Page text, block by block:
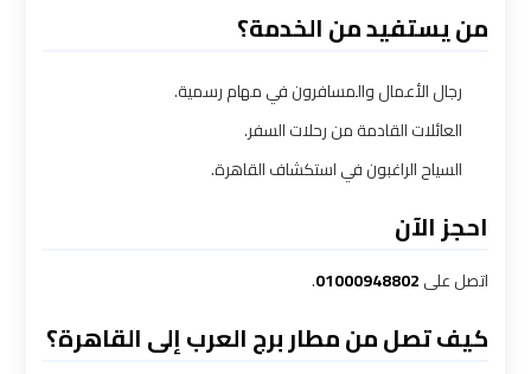
من يستفيد من الخدمة؟
رجال الأعمال والمسافرون في مهام رسمية.
العائلات القادمة من رحلات السفر.
السياح الراغبون في استكشاف القاهرة.
احجز الآن
اتصل على01000948802
.
كيف تصل من مطار برج العرب إلى القاهرة؟
الاسكندريه
الأحمر